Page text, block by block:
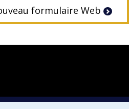
formulaire Web